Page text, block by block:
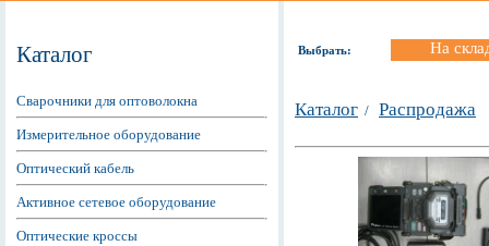
Каталог
Сварочники для оптоволокна
Измерительное оборудование
Оптический кабель
Активное сетевое оборудование
Оптические кроссы
Выбрать: На
Каталог / Распродажа